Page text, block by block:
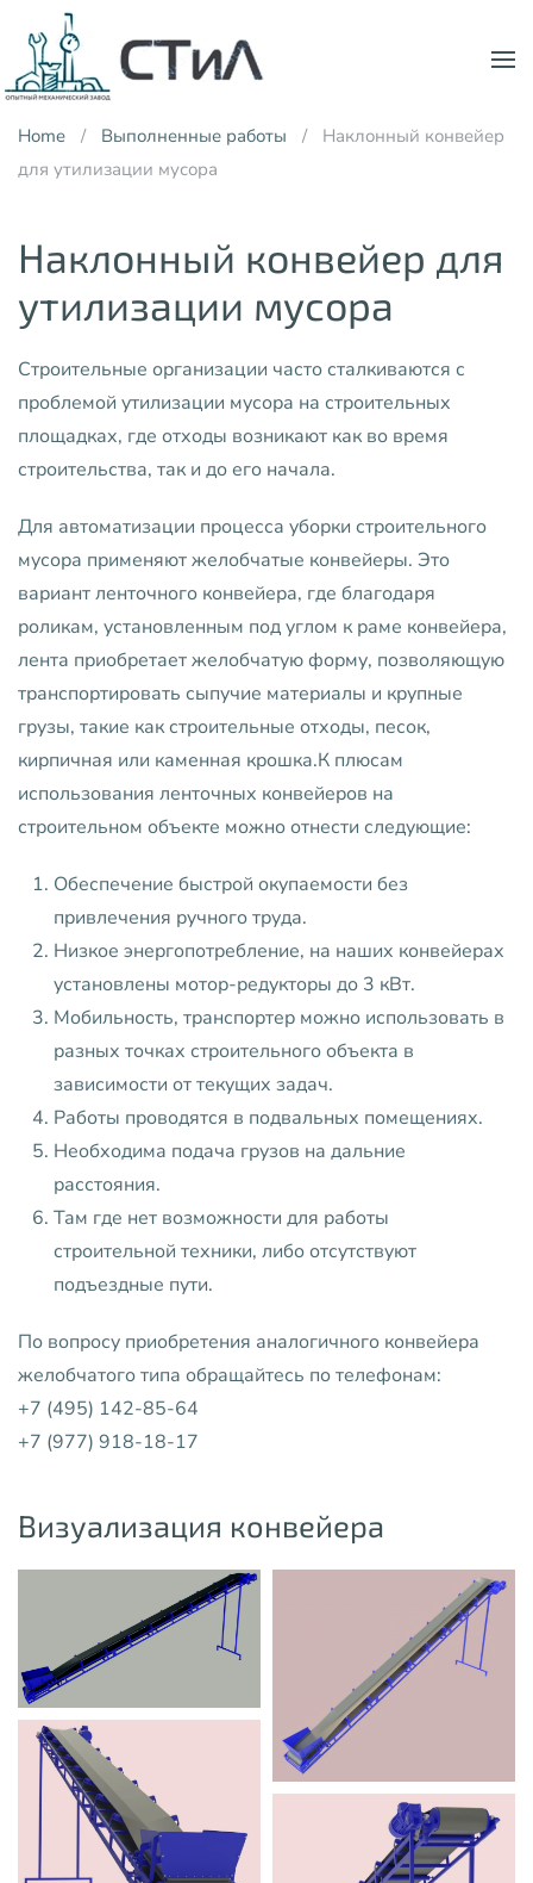
Skip to main content
Home Выполненные работы
Наклонный конвейер
для утилизации мусора
Наклонный конвейер для
утилизации мусора
Строительные организации часто сталкиваются с
проблемой утилизации мусора на строительных
площадках, где отходы возникают как во время
строительства, так и до его начала.
Для автоматизации процесса уборки строительного
мусора применяют желобчатые конвейеры. Это
вариант ленточного конвейера, где благодаря
роликам, установленным под углом к раме конвейера,
лента приобретает желобчатую форму, позволяющую
транспортировать сыпучие материалы и крупные
грузы, такие как строительные отходы, песок,
кирпичная или каменная крошка.К плюсам
использования ленточных конвейеров на
строительном объекте можно отнести следующие:
Обеспечение быстрой окупаемости без
привлечения ручного труда.
Низкое энергопотребление, на наших конвейерах
установлены мотор-редукторы до 3 кВт.
Мобильность, транспортер можно использовать в
разных точках строительного объекта в
зависимости от текущих задач.
Работы проводятся в подвальных помещениях.
Необходима подача грузов на дальние
расстояния.
Там где нет возможности для работы
строительной техники, либо отсутствуют
подъездные пути.
По вопросу приобретения аналогичного конвейера
желобчатого типа обращайтесь по телефонам:
+7 (495) 142-85-64
+7 (977) 918-18-17
Визуализация конвейера